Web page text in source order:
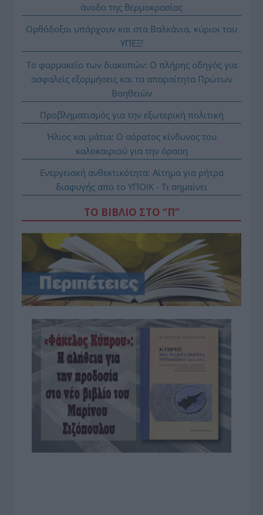
άνοδο της θερμοκρασίας
Ορθόδοξοι υπάρχουν και στα Βαλκάνια, κύριοι του
ΥΠΕΞ!
Το φαρμακείο των διακοπών: Ο πλήρης οδηγός για
ασφαλείς εξορμήσεις και τα απαραίτητα Πρώτων
Βοηθειών
Προβληματισμός για την εξωτερική πολιτική
Ήλιος και μάτια: Ο αόρατος κίνδυνος του
καλοκαιριού για την όραση
Ενεργειακή ανθεκτικότητα: Αίτημα για ρήτρα
διαφυγής απο το ΥΠΟΙΚ - Τι σημαίνει
ΤΟ ΒΙΒΛΙΟ ΣΤΟ “Π”